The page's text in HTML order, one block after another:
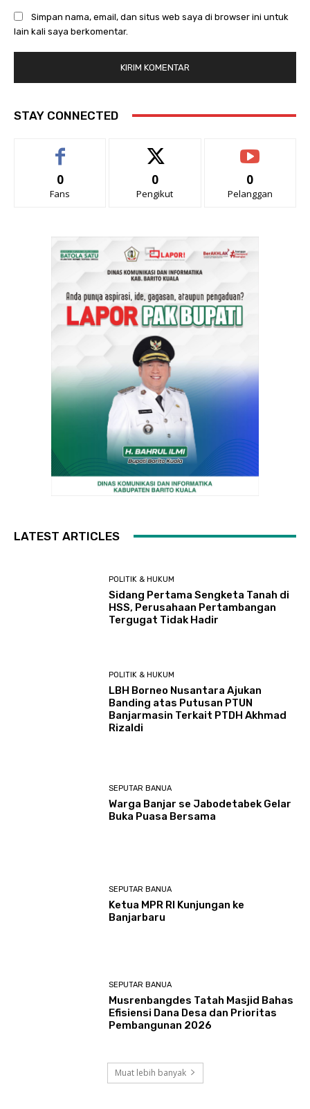
Simpan nama, email, dan situs web saya di browser ini untuk
lain kali saya berkomentar.
STAY CONNECTED
0
Fans
0
Pengikut
0
Pelanggan
LATEST ARTICLES
POLITIK & HUKUM
Sidang Pertama Sengketa Tanah di
HSS, Perusahaan Pertambangan
Tergugat Tidak Hadir
POLITIK & HUKUM
LBH Borneo Nusantara Ajukan
Banding atas Putusan PTUN
Banjarmasin Terkait PTDH Akhmad
Rizaldi
SEPUTAR BANUA
Warga Banjar se Jabodetabek Gelar
Buka Puasa Bersama
SEPUTAR BANUA
Ketua MPR RI Kunjungan ke
Banjarbaru
SEPUTAR BANUA
Musrenbangdes Tatah Masjid Bahas
Efisiensi Dana Desa dan Prioritas
Pembangunan 2026
Muat lebih banyak